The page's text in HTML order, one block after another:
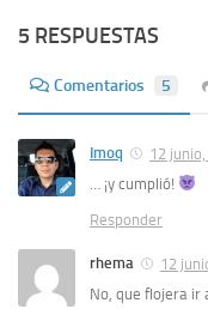
5 RESPUESTAS
Comentarios 5
Imoq
12
… ¡y cumplió!
Responder
rhema
12
No, que flojera ir